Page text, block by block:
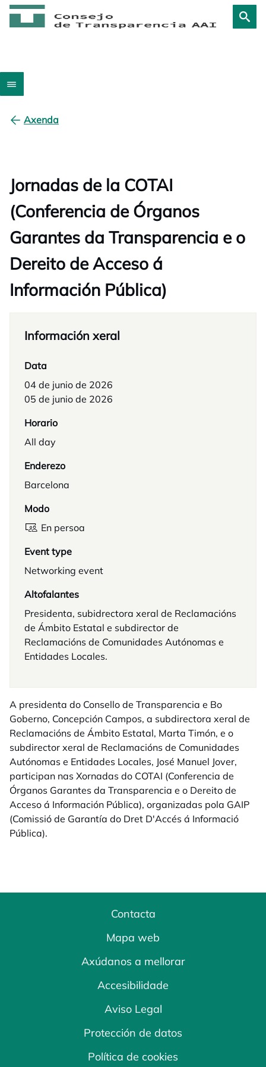
Axenda
Jornadas de la COTAI
(Conferencia de Órganos
Garantes da Transparencia e o
Dereito de Acceso á
Información Pública)
Información xeral
Data
04 de junio de 2026
05 de junio de 2026
Horario
All day
Enderezo
Barcelona
Modo
En persoa
Event type
Networking event
Altofalantes
Presidenta, subidrectora xeral de Reclamacións
de Ámbito Estatal e subdirector de
Reclamacións de Comunidades Autónomas e
Entidades Locales.
A presidenta do Consello de Transparencia e Bo
Goberno, Concepción Campos, a subdirectora xeral de
Reclamacións de Ámbito Estatal, Marta Timón, e o
subdirector xeral de Reclamacións de Comunidades
Autónomas e Entidades Locales, José Manuel Jover,
participan nas Xornadas do COTAI (Conferencia de
Órganos Garantes da Transparencia e o Dereito de
Acceso á Información Pública), organizadas pola GAIP
(Comissió de Garantía do Dret D'Accés á Informació
Pública).
Contacta
Mapa web
Axúdanos a mellorar
Accesibilidade
Aviso Legal
Protección de datos
Política de cookies